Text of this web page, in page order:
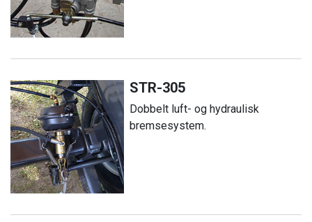
STR-305
Dobbelt luft- og hydraulisk
bremsesystem.